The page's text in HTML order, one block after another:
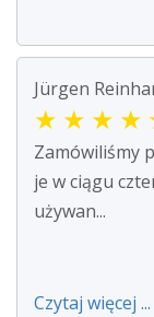
Jürgen
★ ★ ★ ★
Zamówiliśmy
je w ciągu
używan...
Czytaj więcej ...